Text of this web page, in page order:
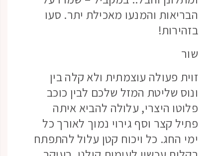
הבריאות והמנעו מאכילת יתר. סעו
בזהירות!
שור
זוית פעולה עוצמתית ולא קלה בין
ונוס שליטת המזל שלכם לבין כוכב
פלוטו היצרי, עלולה להביא איתה
פתיל קצר וסף גירוי נמוך לאורך כל
ימי החג. כל ויכוח קטן עלול להתפתח